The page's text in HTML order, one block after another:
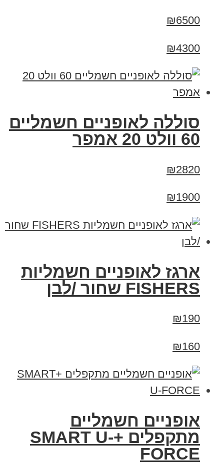
₪6500
₪4300
סוללה לאופניים חשמליים
60 וולט 20 אמפר
₪2820
₪1900
ארגז לאופניים חשמליות
FISHERS שחור /לבן
₪190
₪160
אופניים חשמליים
מתקפלים +SMART U-
FORCE